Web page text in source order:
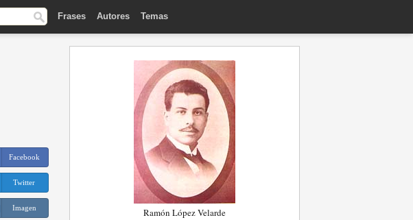
Frases Autores Temas
Facebook
Twitter
Imagen Ramón López Velarde